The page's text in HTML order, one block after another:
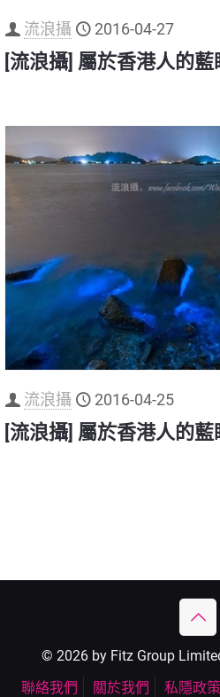
流浪攝 2016-04-27
[流浪攝] 屬於香港人的藍
流浪攝 2016-04-25
[流浪攝] 屬於香港人的藍
© 2026 by Fitz Group
聯絡我們
關於我們 私隱政策